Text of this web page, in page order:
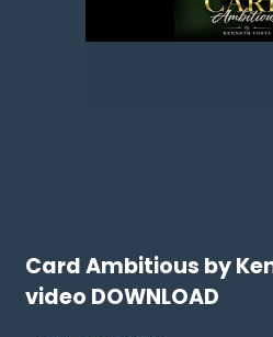
Card Ambitious by
video DOWNLOAD